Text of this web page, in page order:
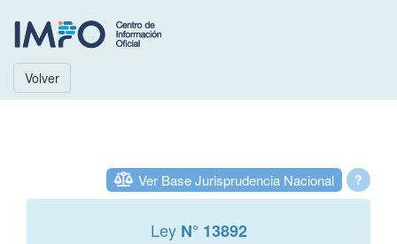
Volver
?
Ver Base Jurisprudencia Nacional
Ley N° 13892